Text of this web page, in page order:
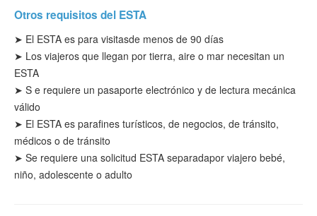
Otros requisitos del ESTA
➤ El ESTA es para visitasde menos de 90 días
➤ Los viajeros que llegan por tierra, aire o mar necesitan un
ESTA
➤ S e requiere un pasaporte electrónico y de lectura mecánica
válido
➤ El ESTA es parafines turísticos, de negocios, de tránsito,
médicos o de tránsito
➤ Se requiere una solicitud ESTA separadapor viajero bebé,
niño, adolescente o adulto